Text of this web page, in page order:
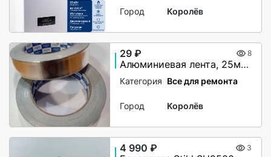
Город Королёв
29 ₽ 8
Алюминиевая лента, 25мм х 40М, 50 мкм, без и/у, Klebebander
Категория Все для ремонта
Город Королёв
4 990 ₽ 3